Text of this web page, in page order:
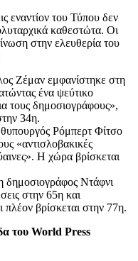
εναντίον του Τύπου δεν
καθεστώτα. Οι
στην ελευθερία του
Ζέμαν εμφανίστηκε στη
ένα ψεύτικο
τους δημοσιογράφους»,
34η.
Ρόμπερτ Φίτσο
«αντισλοβακικές
H χώρα βρίσκεται
δημοσιογράφος Ντάφνι
στην 65η και
πλέον βρίσκεται στην 77η.
του World Press